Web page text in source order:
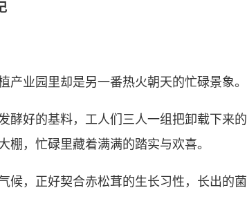
业园里却是另一番热火朝天的忙碌景象。
好的基料，工人们三人一组把卸载下来的
，忙碌里藏着满满的踏实与欢喜。
，正好契合赤松茸的生长习性，长出的菌